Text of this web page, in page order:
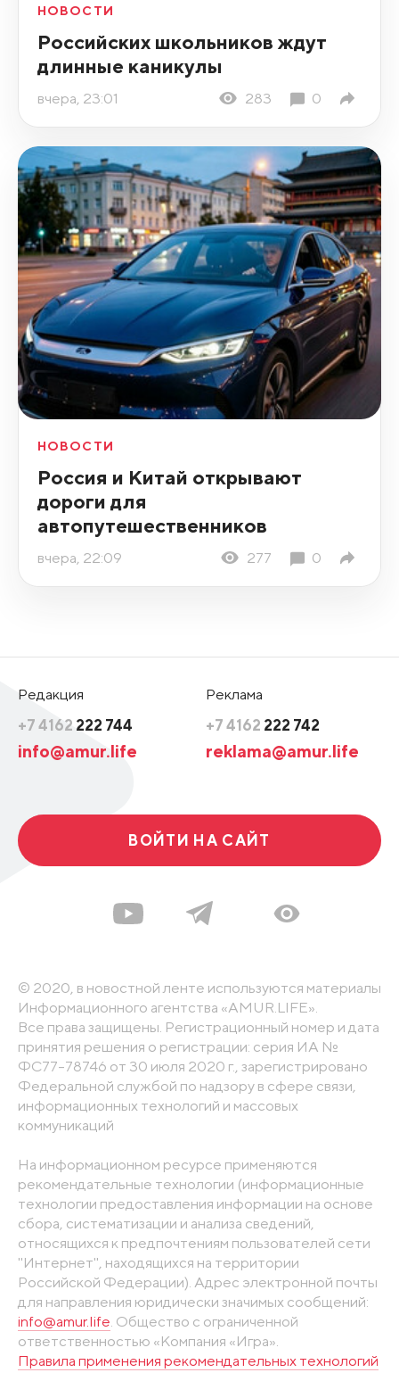
НОВОСТИ
Российских школьников ждут
длинные каникулы
вчера, 23:01 283 0
НОВОСТИ
Россия и Китай открывают
дороги для
автопутешественников
вчера, 22:09 277 0
Редакция
+7 4162 222 744
info@amur.life
Реклама
+7 4162 222 742
reklama@amur.life
ВОЙТИ НА САЙТ
© 2020, в новостной ленте используются материалы
Информационного агентства «AMUR.LIFE».
Все права защищены. Регистрационный номер и дата
принятия решения о регистрации: серия ИА №
ФС77-78746 от 30 июля 2020 г., зарегистрировано
Федеральной службой по надзору в сфере связи,
информационных технологий и массовых
коммуникаций
На информационном ресурсе применяются
рекомендательные технологии (информационные
технологии предоставления информации на основе
сбора, систематизации и анализа сведений,
относящихся к предпочтениям пользователей сети
"Интернет", находящихся на территории
Российской Федерации). Адрес электронной почты
для направления юридически значимых сообщений:
info@amur.life . Общество с ограниченной
ответственностью «Компания «Игра».
Правила применения рекомендательных технологий